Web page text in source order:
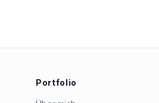
Portfolio